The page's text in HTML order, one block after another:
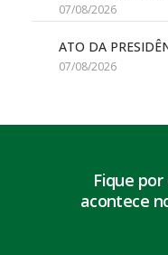
07/08/2026
ATO DA
07/08/2026
Fique
acontece